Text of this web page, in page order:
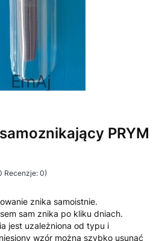
PRYM
Recenzje: 0)
znika samoistnie.
sam znika po kliku dniach.
jest uzależniona od typu i
wzór można szybko usunąć